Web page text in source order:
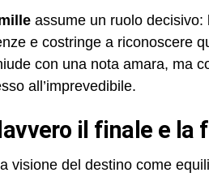
assume un ruolo
e costringe a riconoscere
con una nota amara, ma
all’imprevedibile.
il finale e la
visione del destino come